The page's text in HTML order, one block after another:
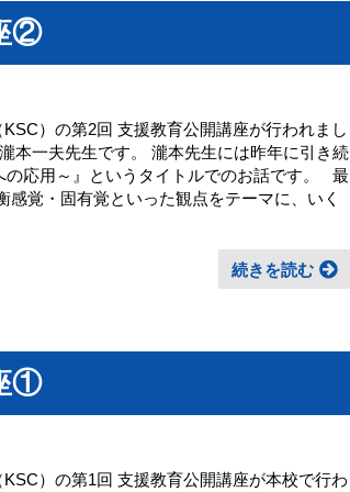
②
）の第2回 支援教育公開講座が行われまし
本一夫先生です。 瀧本先生には昨年に引き続
応用～』というタイトルでのお話です。 最
覚・固有覚といった観点をテーマに、いく
続きを読む
①
）の第1回 支援教育公開講座が本校で行わ